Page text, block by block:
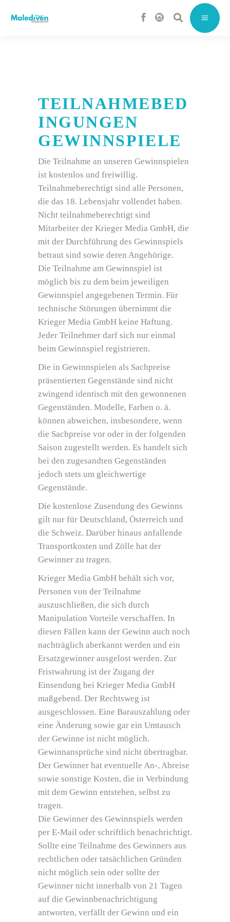
TEILNAHMEBED
INGUNGEN
GEWINNSPIELE
Die Teilnahme an unseren Gewinnspielen
ist kostenlos und freiwillig.
Teilnahmeberechtigt sind alle Personen,
die das 18. Lebensjahr vollendet haben.
Nicht teilnahmeberechtigt sind
Mitarbeiter der Krieger Media GmbH, die
mit der Durchführung des Gewinnspiels
betraut sind sowie deren Angehörige.
Die Teilnahme am Gewinnspiel ist
möglich bis zu dem beim jeweiligen
Gewinnspiel angegebenen Termin. Für
technische Störungen übernimmt die
Krieger Media GmbH keine Haftung.
Jeder Teilnehmer darf sich nur einmal
beim Gewinnspiel registrieren.
Die in Gewinnspielen als Sachpreise
präsentierten Gegenstände sind nicht
zwingend identisch mit den gewonnenen
Gegenständen. Modelle, Farben o. ä.
können abweichen, insbesondere, wenn
die Sachpreise vor oder in der folgenden
Saison zugestellt werden. Es handelt sich
bei den zugesandten Gegenständen
jedoch stets um gleichwertige
Gegenstände.
Die kostenlose Zusendung des Gewinns
gilt nur für Deutschland, Österreich und
die Schweiz. Darüber hinaus anfallende
Transportkosten und Zölle hat der
Gewinner zu tragen.
Krieger Media GmbH behält sich vor,
Personen von der Teilnahme
auszuschließen, die sich durch
Manipulation Vorteile verschaffen. In
diesen Fällen kann der Gewinn auch noch
nachträglich aberkannt werden und ein
Ersatzgewinner ausgelost werden. Zur
Fristwahrung ist der Zugang der
Einsendung bei Krieger Media GmbH
maßgebend. Der Rechtsweg ist
ausgeschlossen. Eine Barauszahlung oder
eine Änderung sowie gar ein Umtausch
der Gewinne ist nicht möglich.
Gewinnansprüche sind nicht übertragbar.
Der Gewinner hat eventuelle An-, Abreise
sowie sonstige Kosten, die in Verbindung
mit dem Gewinn entstehen, selbst zu
tragen.
Die Gewinner des Gewinnspiels werden
per E-Mail oder schriftlich benachrichtigt.
Sollte eine Teilnahme des Gewinners aus
rechtlichen oder tatsächlichen Gründen
nicht möglich sein oder sollte der
Gewinner nicht innerhalb von 21 Tagen
auf die Gewinnbenachrichtigung
antworten, verfällt der Gewinn und ein